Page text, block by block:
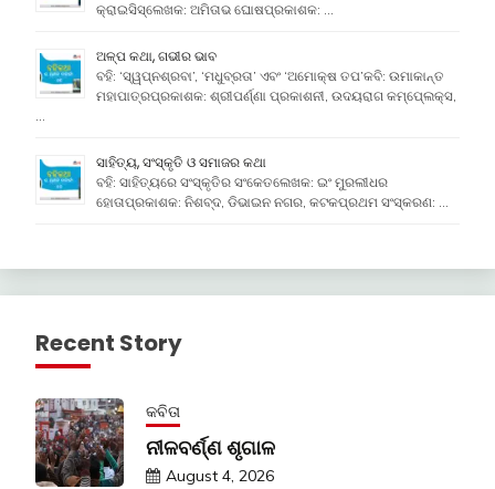
କ୍ରାଇସିସ୍ଲେଖକ: ଅମିତାଭ ଘୋଷପ୍ରକାଶକ: …
ଅଳ୍ପ କଥା, ଗଭୀର ଭାବ
ବହି: ‘ସ୍ୱପ୍ନଶ୍ରବା’, ‘ମଧୁବ୍ରତା’ ଏବଂ ‘ଅମୋକ୍ଷ ତପ’କବି: ଉମାକାନ୍ତ
ମହାପାତ୍ରପ୍ରକାଶକ: ଶ୍ରୀପର୍ଣ୍ଣା ପ୍ରକାଶନୀ, ଉଦୟରାଗ କମ୍ପେ୍ଲକ୍ସ,
…
ସାହିତ୍ୟ, ସଂସ୍କୃତି ଓ ସମାଜର କଥା
ବହି: ସାହିତ୍ୟରେ ସଂସ୍କୃତିର ସଂକେତଲେଖକ: ଇଂ ମୁରଲୀଧର
ହୋତାପ୍ରକାଶକ: ନିଶବ୍ଦ, ଡିଭାଇନ ନଗର, କଟକପ୍ରଥମ ସଂସ୍କରଣ: …
Recent Story
କବିତା
ନୀଳବର୍ଣ୍ଣ ଶୃଗାଳ
August 4, 2026